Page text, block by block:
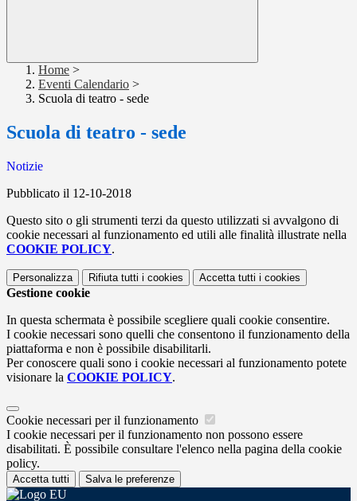
Home >
Eventi Calendario >
Scuola di teatro - sede
Scuola di teatro - sede
Notizie
Pubblicato il 12-10-2018
Questo sito o gli strumenti terzi da questo utilizzati si avvalgono di
cookie necessari al funzionamento ed utili alle finalità illustrate nella
COOKIE POLICY.
Personalizza Rifiuta tutti i cookies Accetta tutti i cookies
Gestione cookie
In questa schermata è possibile scegliere quali cookie consentire.
I cookie necessari sono quelli che consentono il funzionamento della
piattaforma e non è possibile disabilitarli.
Per conoscere quali sono i cookie necessari al funzionamento potete
visionare la COOKIE POLICY.
Cookie necessari per il funzionamento
I cookie necessari per il funzionamento non possono essere
disabilitati. È possibile consultare l'elenco nella pagina della cookie
policy.
Accetta tutti Salva le preferenze